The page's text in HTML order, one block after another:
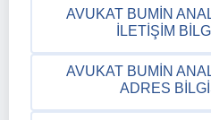
AVUKAT BUMIN
İLETIŞIM
AVUKAT BUMIN
ADRES